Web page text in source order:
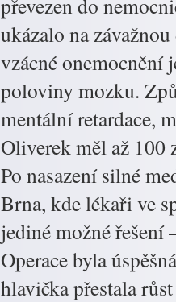
převezen do
ukázalo na
vzácné onemocnění
poloviny mozku.
mentální retardace,
Oliverek měl až 100
Po nasazení silné
Brna, kde lékaři ve
jediné možné řešení
Operace byla
hlavička přestala